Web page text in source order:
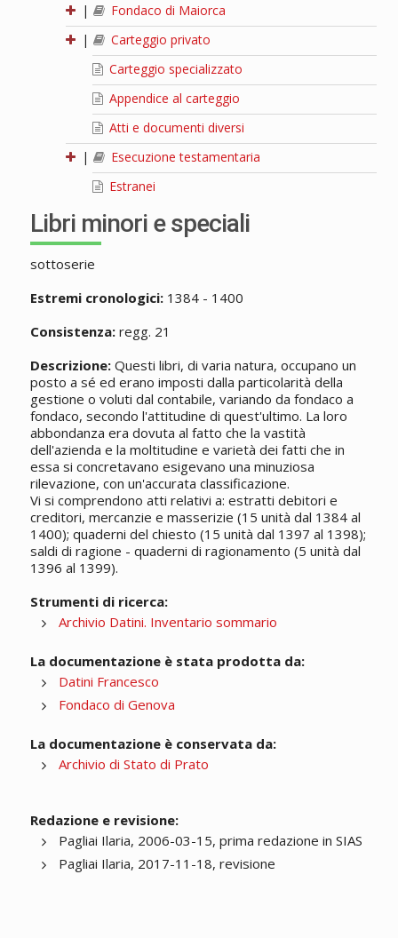
|
Fondaco di Maiorca
|
Carteggio privato
Carteggio specializzato
Appendice al carteggio
Atti e documenti diversi
|
Esecuzione testamentaria
Estranei
Libri minori e speciali
sottoserie
Estremi cronologici:1384 - 1400
Consistenza:regg. 21
Descrizione:Questi libri, di varia natura, occupano un
posto a sé ed erano imposti dalla particolarità della
gestione o voluti dal contabile, variando da fondaco a
fondaco, secondo l'attitudine di quest'ultimo. La loro
abbondanza era dovuta al fatto che la vastità
dell'azienda e la moltitudine e varietà dei fatti che in
essa si concretavano esigevano una minuziosa
rilevazione, con un'accurata classificazione.
Vi si comprendono atti relativi a: estratti debitori e
creditori, mercanzie e masserizie (15 unità dal 1384 al
1400); quaderni del chiesto (15 unità dal 1397 al 1398);
saldi di ragione - quaderni di ragionamento (5 unità dal
1396 al 1399).
Strumenti di ricerca:
Archivio Datini. Inventario sommario
La documentazione è stata prodotta da:
Datini Francesco
Fondaco di Genova
La documentazione è conservata da:
Archivio di Stato di Prato
Redazione e revisione:
Pagliai Ilaria, 2006-03-15, prima redazione in SIAS
Pagliai Ilaria, 2017-11-18, revisione